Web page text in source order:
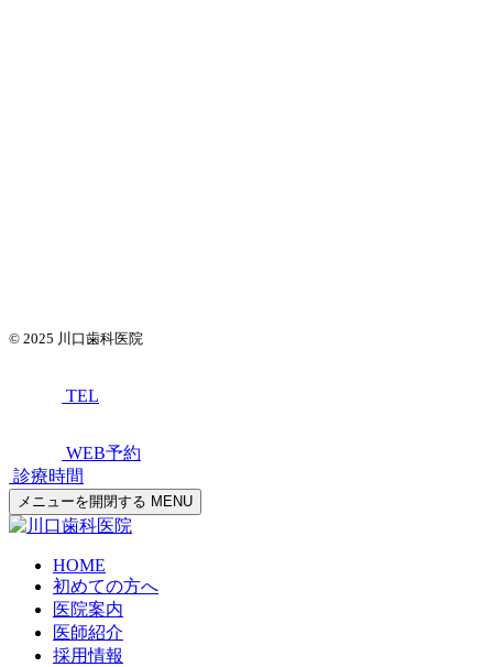
© 2025 川口歯科医院
TEL
WEB予約
診療時間
メニューを開閉する MENU
HOME
初めての方へ
医院案内
医師紹介
採用情報